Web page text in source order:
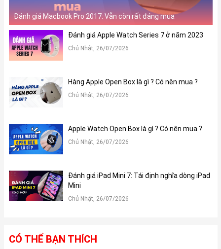
Đánh giá Macbook Pro 2017: Vẫn còn rất đáng mua
Đánh giá Apple Watch Series 7 ở năm 2023
Chủ Nhật, 26/07/2026
Hàng Apple Open Box là gì ? Có nên mua ?
Chủ Nhật, 26/07/2026
Apple Watch Open Box là gì ? Có nên mua ?
Chủ Nhật, 26/07/2026
Đánh giá iPad Mini 7: Tái định nghĩa dòng iPad
Mini
Chủ Nhật, 26/07/2026
CÓ THỂ BẠN THÍCH